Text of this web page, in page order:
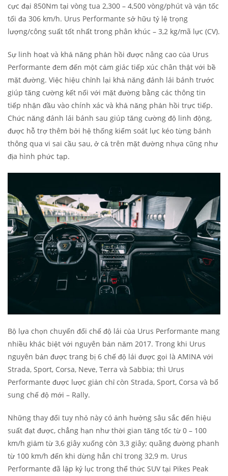
cực đại 850Nm tại vòng tua 2,300 – 4,500 vòng/phút và vận tốc
tối đa 306 km/h. Urus Performante sở hữu tỷ lệ trọng
lượng/công suất tốt nhất trong phân khúc – 3,2 kg/mã lực (CV).
Sự linh hoạt và khả năng phản hồi được nâng cao của Urus
Performante đem đến một cảm giác tiếp xúc chân thật với bề
mặt đường. Việc hiệu chỉnh lại khả năng đánh lái bánh trước
giúp tăng cường kết nối với mặt đường bằng các thông tin
tiếp nhận đầu vào chính xác và khả năng phản hồi trực tiếp.
Chức năng đánh lái bánh sau giúp tăng cường độ linh động,
được hỗ trợ thêm bởi hệ thống kiểm soát lực kéo từng bánh
thông qua vi sai cầu sau, ở cả trên mặt đường nhựa cũng như
địa hình phức tạp.
Bộ lựa chọn chuyển đổi chế độ lái của Urus Performante mang
nhiều khác biệt với nguyên bản năm 2017. Trong khi Urus
nguyên bản được trang bị 6 chế độ lái được gọi là AMINA với
Strada, Sport, Corsa, Neve, Terra và Sabbia; thì Urus
Performante được lược giản chỉ còn Strada, Sport, Corsa và bổ
sung chế độ mới – Rally.
Những thay đổi tuy nhỏ này có ảnh hưởng sâu sắc đến hiệu
suất đạt được, chẳng hạn như thời gian tăng tốc từ 0 – 100
km/h giảm từ 3,6 giây xuống còn 3,3 giây; quãng đường phanh
từ 100 km/h đến khi dừng hẳn chỉ trong 32,9 m. Urus
Performante đã lập kỷ lục trong thể thức SUV tại Pikes Peak